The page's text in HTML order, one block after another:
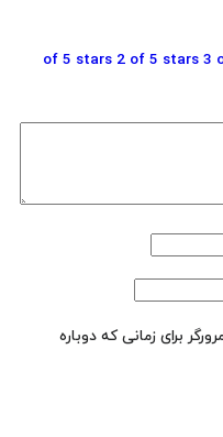
2 of 5 stars 3
برای زمانی که دوباره